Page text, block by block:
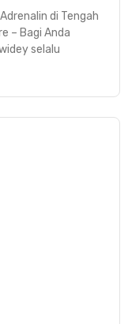
di Tengah
– Bagi Anda
selalu